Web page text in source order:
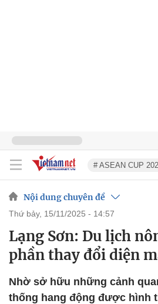
# ASEAN CUP
Nội dung chuyên đề
thứ bảy, 15/11/2025 - 14:57
Lạng Sơn: Du lịch
phần thay đổi diện
Nhờ sở hữu những cảnh
thống hang động được hình